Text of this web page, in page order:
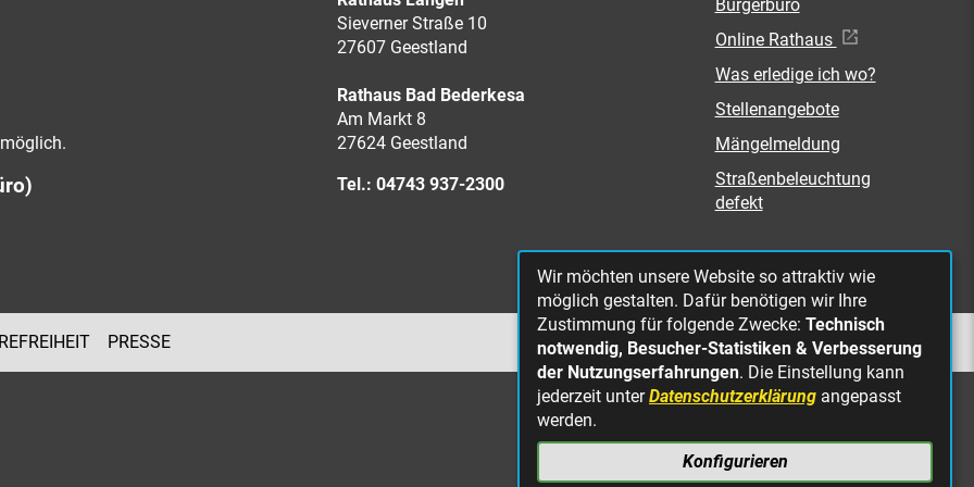
Sieverner Straße 10
27607 Geestland
Rathaus Bad Bederkesa
Am Markt 8
27624 Geestland
Tel.: 04743 937-2300
Bürgerbüro
Online Rathaus
Was erledige ich wo?
Stellenangebote
Mängelmeldung
Straßenbeleuchtung
defekt
PRESSE NACH OBEN
Wir möchten unsere Website so attraktiv wie
möglich gestalten. Dafür benötigen wir Ihre
Zustimmung für folgende Zwecke: Technisch
notwendig, Besucher-Statistiken & Verbesserung
der Nutzungserfahrungen. Die Einstellung kann
jederzeit unterDatenschutzerklärung angepasst
werden.
Konfigurieren